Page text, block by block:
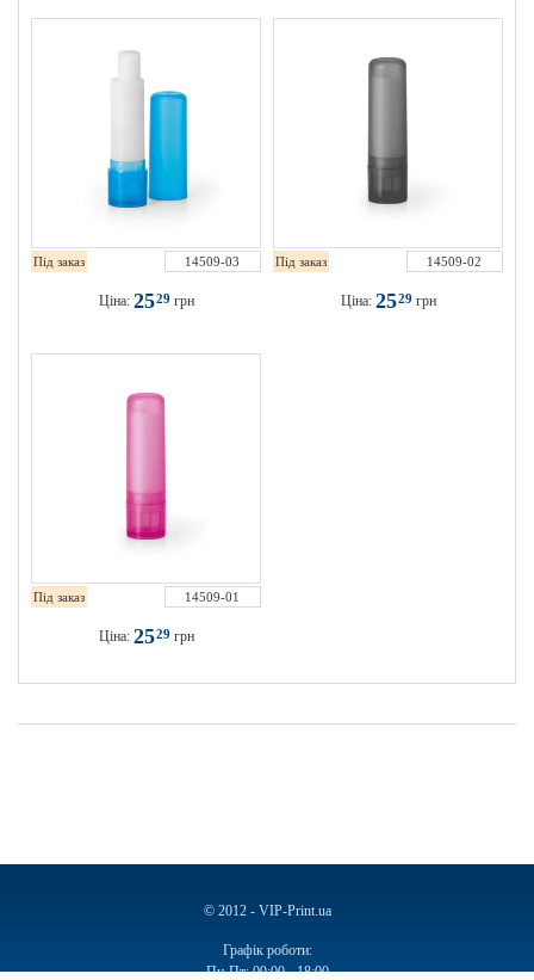
Під заказ 14509-03
Ціна: 2529 грн
Під заказ 14509-02
Ціна: 2529 грн
Під заказ 14509-01
Ціна: 2529 грн
© 2012 - VIP-Print.ua
Графік роботи:
Пн-Пт: 09:00 - 18:00